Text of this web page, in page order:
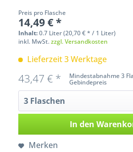
Preis pro Flasche
14,49 € *
Inhalt:0.7 Liter (20,70 € * / 1 Liter)
inkl. MwSt.zzgl. Versandkosten
Lieferzeit 3 Werktage
Mindestabnahme 3
Gebindepreis
43,47 € *
In den
Merken